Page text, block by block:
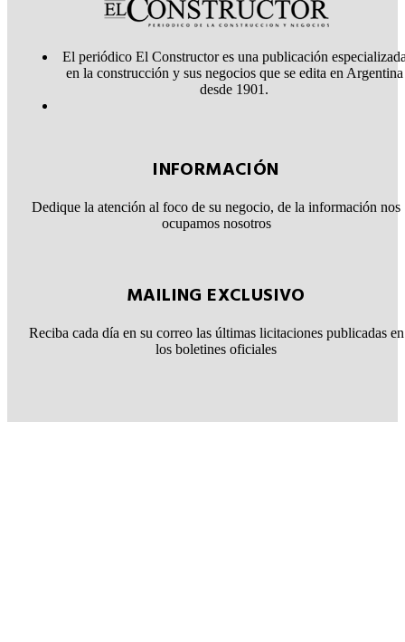
El periódico El Constructor es una publicación
en la construcción y sus negocios que se edita en Argentina
desde 1901.
INFORMACIÓN
Dedique la atención al foco de su negocio, de la información nos
ocupamos nosotros
MAILING EXCLUSIVO
Reciba cada día en su correo las últimas licitaciones publicadas en
los boletines oficiales